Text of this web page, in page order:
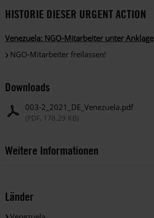
HISTORIE DIESER URGENT ACTION
Venezuela: NGO-Mitarbeiter unter Anklage
NGO-Mitarbeiter freilassen!
Downloads
003-2_2021_DE_Venezuela.pdf
(PDF, 178.29 KB)
Weitere Informationen
Länder